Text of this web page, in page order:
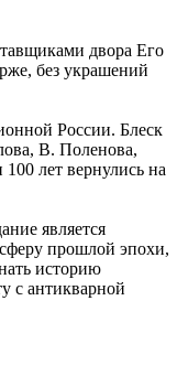
двора Его
без украшений
России. Блеск
В. Поленова,
лет вернулись на
является
прошлой эпохи,
историю
с антикварной